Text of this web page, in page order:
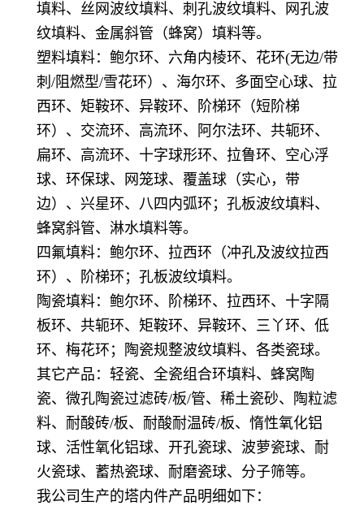
填料、丝网波纹填料、刺孔波纹填料、网孔波
纹填料、金属斜管（蜂窝）填料等。
塑料填料：鲍尔环、六角内棱环、花环(无边/带
刺/阻燃型/雪花环）、海尔环、多面空心球、拉
西环、矩鞍环、异鞍环、阶梯环（短阶梯
环）、交流环、高流环、阿尔法环、共轭环、
扁环、高流环、十字球形环、拉鲁环、空心浮
球、环保球、网笼球、覆盖球（实心，带
边）、兴星环、八四内弧环；孔板波纹填料、
蜂窝斜管、淋水填料等。
四氟填料：鲍尔环、拉西环（冲孔及波纹拉西
环）、阶梯环；孔板波纹填料。
陶瓷填料：鲍尔环、阶梯环、拉西环、十字隔
板环、共轭环、矩鞍环、异鞍环、三丫环、低
环、梅花环；陶瓷规整波纹填料、各类瓷球。
其它产品：轻瓷、全瓷组合环填料、蜂窝陶
瓷、微孔陶瓷过滤砖/板/管、稀土瓷砂、陶粒滤
料、耐酸砖/板、耐酸耐温砖/板、惰性氧化铝
球、活性氧化铝球、开孔瓷球、波萝瓷球、耐
火瓷球、蓄热瓷球、耐磨瓷球、分子筛等。
我公司生产的塔内件产品明细如下：